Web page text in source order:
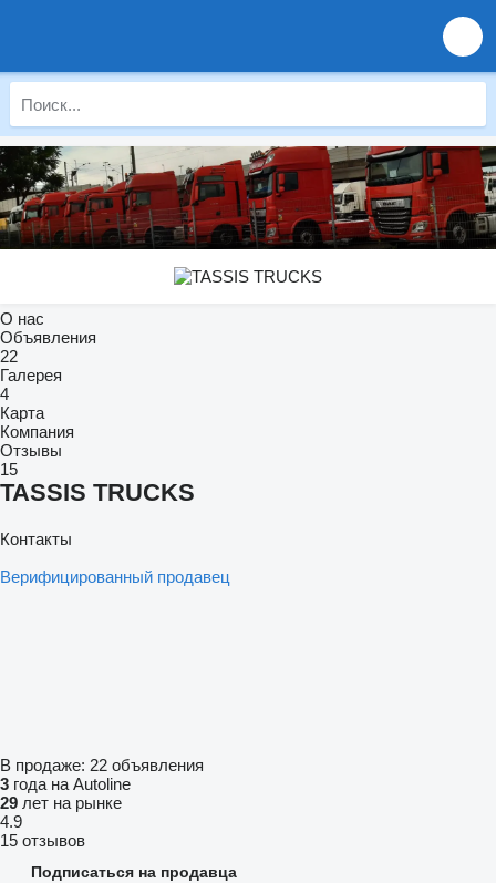
О нас
Объявления
22
Галерея
4
Карта
Компания
Отзывы
15
TASSIS TRUCKS
Контакты
Верифицированный продавец
В продаже: 22 объявления
3 года на Autoline
29 лет на рынке
4.9
15 отзывов
Подписаться на продавца